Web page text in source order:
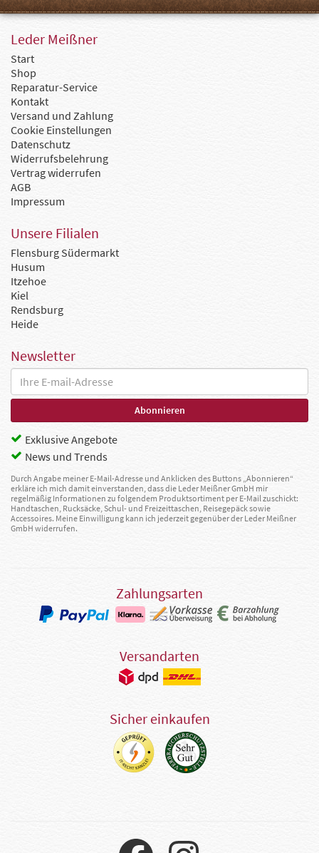
Leder Meißner
Start
Shop
Reparatur-Service
Kontakt
Versand und Zahlung
Cookie Einstellungen
Datenschutz
Widerrufsbelehrung
Vertrag widerrufen
AGB
Impressum
Unsere Filialen
Flensburg Südermarkt
Husum
Itzehoe
Kiel
Rendsburg
Heide
Newsletter
Exklusive Angebote
News und Trends
Durch Angabe meiner E-Mail-Adresse und Anklicken des Buttons „Abonnieren“
erkläre ich mich damit einverstanden, dass die Leder Meißner GmbH mir
regelmäßig Informationen zu folgendem Produktsortiment per E-Mail zuschickt:
Handtaschen, Rucksäcke, Schul- und Freizeittaschen, Reisegepäck sowie
Accessoires. Meine Einwilligung kann ich jederzeit gegenüber der Leder Meißner
GmbH widerrufen.
Zahlungsarten
Versandarten
Sicher einkaufen